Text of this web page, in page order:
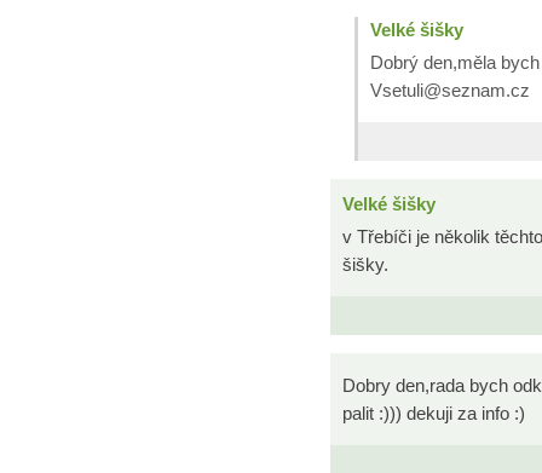
Velké šišky
Dobrý den,měla
Vsetuli@seznam.cz
Velké šišky
v Třebíči je několik
šišky.
Dobry den,rada bych
palit :))) dekuji za info :)